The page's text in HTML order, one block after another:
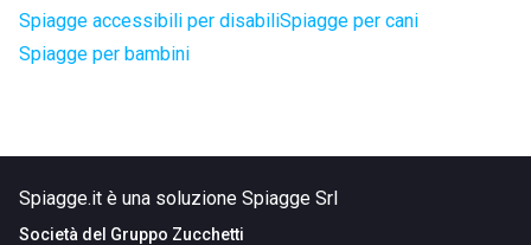
Spiagge accessibili per disabiliSpiagge per cani
Spiagge per bambini
Spiagge.it è una soluzione Spiagge Srl
Società del Gruppo Zucchetti